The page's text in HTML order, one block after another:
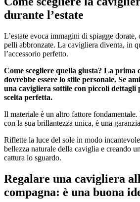
durante l’estate
L’estate evoca immagini di spiagge
pelli abbronzate. La cavigliera diventa, in
l’accessorio perfetto.
Come scegliere quella giusta? La prima
dovrebbe essere lo stile personale. Se
una cavigliera sottile con piccoli dettagli
scelta perfetta.
Il materiale è un altro fattore
con la sua brillantezza unica, è una
Riflette la luce del sole in modo
bellezza naturale della caviglia e creando
cattura lo sguardo.
Regalare una cavigliera
compagna: è una buona